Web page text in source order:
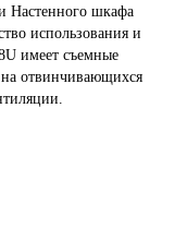
Настенного шкафа
использования и
имеет съемные
на отвинчивающихся